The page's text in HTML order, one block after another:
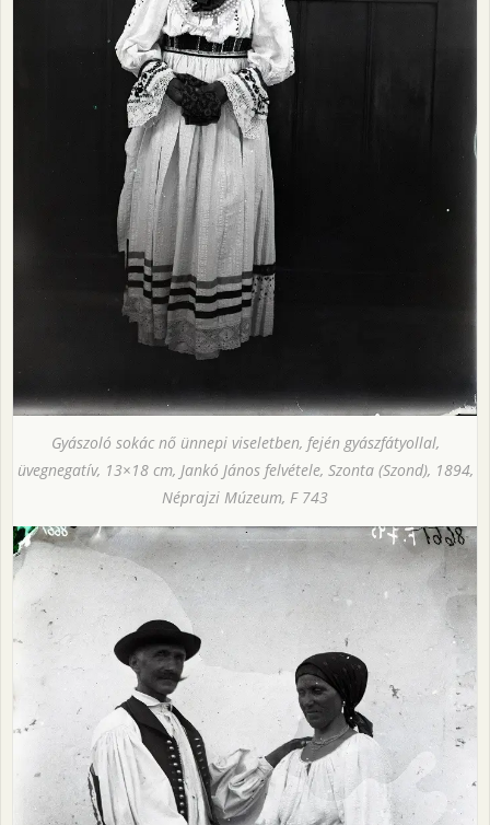
Gyászoló sokác nő ünnepi viseletben, fején gyászfátyollal,
üvegnegatív, 13×18 cm, Jankó János felvétele, Szonta (Szond), 1894,
Néprajzi Múzeum, F 743